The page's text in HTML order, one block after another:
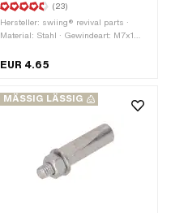
(23)
Hersteller: swiing® revival parts ·
Material: Stahl · Gewindeart: M7x1
aussen: 9 mm · Oberfläche: verzinkt
EUR 4.65
MÄSSIG LÄSSIG